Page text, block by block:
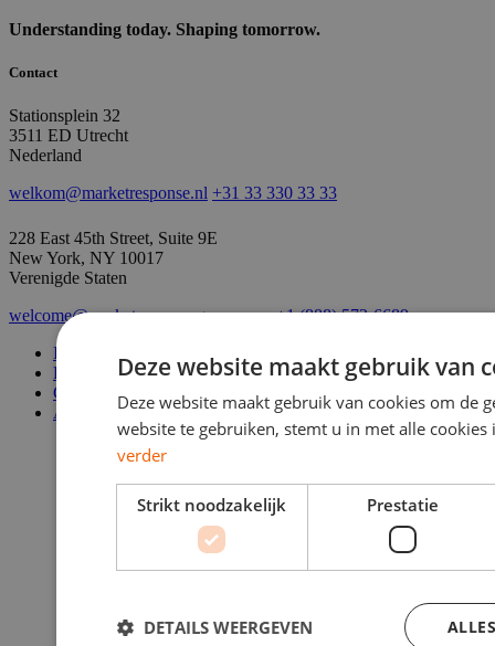
Understanding today. Shaping tomorrow.
Contact
Stationsplein 32
3511 ED Utrecht
Nederland
welkom@marketresponse.nl +31 33 330 33 33
228 East 45th Street, Suite 9E
New York, NY 10017
Verenigde Staten
welcome@marketresponsegroup.com +1 (888) 572-6689
ISO certificering & Fair Data
Privacy Statement
Cookie policy
Algemene voorwaarden
Deze website maakt gebruik van
Deze website maakt gebruik van cookies om de
website te gebruiken, stemt u in met alle
verder
Strikt noodzakelijk Prestatie
DETAILS WEERGEVEN